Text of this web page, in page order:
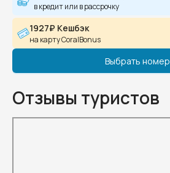
в кредит или в рассрочку
1927₽ Кешбэк
на карту CoralBonus
Выбрать номер
Отзывы туристов